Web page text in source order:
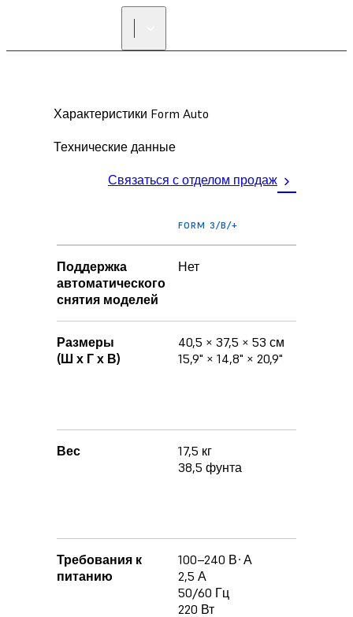
Характеристики Form Auto
Технические данные
Связаться с отделом продаж
FORM 3/B/+
Поддержка
автоматического
снятия моделей
Нет
Размеры
(Ш х Г х В)
40,5 × 37,5 × 53 см
15,9" × 14,8" × 20,9"
Вес
17,5 кг
38,5 фунта
Требования к
питанию
100–240 В·А
2,5 А
50/60 Гц
220 Вт